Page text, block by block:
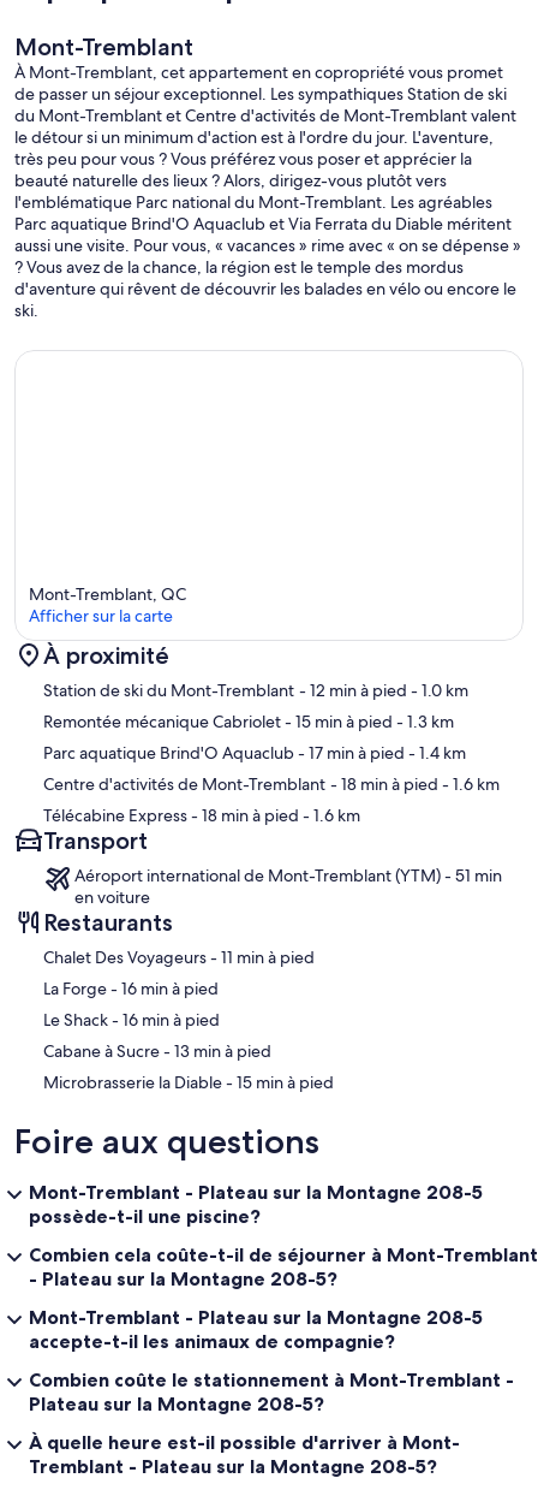
Mont-Tremblant
À Mont-Tremblant, cet appartement en copropriété vous promet
de passer un séjour exceptionnel. Les sympathiques Station de ski
du Mont-Tremblant et Centre d'activités de Mont-Tremblant valent
le détour si un minimum d'action est à l'ordre du jour. L'aventure,
très peu pour vous ? Vous préférez vous poser et apprécier la
beauté naturelle des lieux ? Alors, dirigez-vous plutôt vers
l'emblématique Parc national du Mont-Tremblant. Les agréables
Parc aquatique Brind'O Aquaclub et Via Ferrata du Diable méritent
aussi une visite. Pour vous, « vacances » rime avec « on se dépense »
? Vous avez de la chance, la région est le temple des mordus
d'aventure qui rêvent de découvrir les balades en vélo ou encore le
ski.
Carte
Mont-Tremblant, QC
Afficher sur la carte
À proximité
Station de ski du Mont-Tremblant - 12 min à pied - 1.0 km
Remontée mécanique Cabriolet- 15 min à pied - 1.3 km
Parc aquatique Brind'O Aquaclub- 17 min à pied - 1.4 km
Centre d'activités de Mont-Tremblant - 18 min à pied - 1.6 km
Télécabine Express- 18 min à pied - 1.6 km
Transport
Aéroport international de Mont-Tremblant (YTM) - 51 min
en voiture
Restaurants
‪Chalet Des Voyageurs - ‬11 min à pied
‪La Forge - ‬16 min à pied
‪Le Shack - ‬16 min à pied
‪Cabane à Sucre - ‬13 min à pied
‪Microbrasserie la Diable - ‬15 min à pied
Foire aux questions
Mont-Tremblant - Plateau sur la Montagne 208-5
possède-t-il une piscine?
Combien cela coûte-t-il de séjourner à Mont-Tremblant
- Plateau sur la Montagne 208-5?
Mont-Tremblant - Plateau sur la Montagne 208-5
accepte-t-il les animaux de compagnie?
Combien coûte le stationnement à Mont-Tremblant -
Plateau sur la Montagne 208-5?
À quelle heure est-il possible d'arriver à Mont-
Tremblant - Plateau sur la Montagne 208-5?